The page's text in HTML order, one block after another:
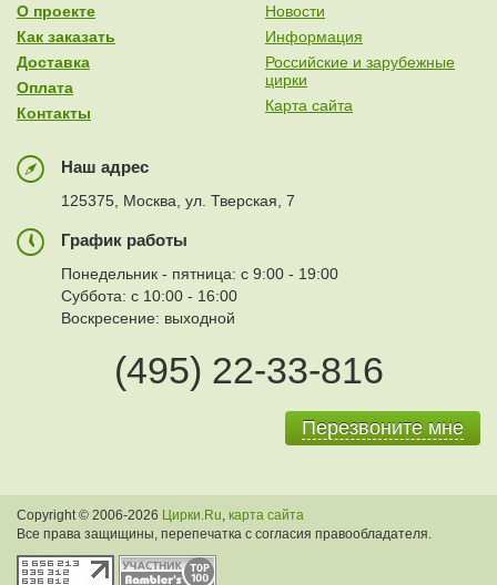
О проекте
Как заказать
Доставка
Оплата
Контакты
Новости
Информация
Российские и зарубежные
цирки
Карта сайта
Наш адрес
125375, Москва, ул. Тверская, 7
График работы
Понедельник - пятница: с 9:00 - 19:00
Суббота: с 10:00 - 16:00
Воскресение: выходной
(495) 22-33-816
Перезвоните мне
Copyright © 2006-2026 Цирки.Ru, карта сайта
Все права защищины, перепечатка с согласия правообладателя.